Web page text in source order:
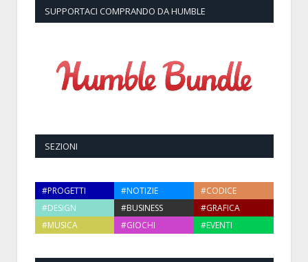
SUPPORTACI COMPRANDO DA HUMBLE
SEZIONI
#PROGETTI #NOTIZIE
#CODICE
#DESIGN
#BUSINESS
#GRAFICA
#MUSICA
#GIOCHI #EVENTI